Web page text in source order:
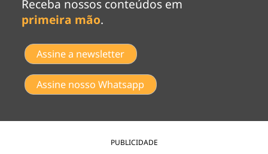
Receba nossos conteúdos em
primeira mão.
Assine a newsletter
Assine nosso Whatsapp
PUBLICIDADE